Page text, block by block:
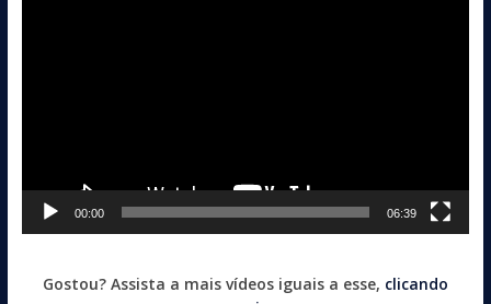
00:00 06:39
Gostou? Assista a mais vídeos iguais a esse, clicando